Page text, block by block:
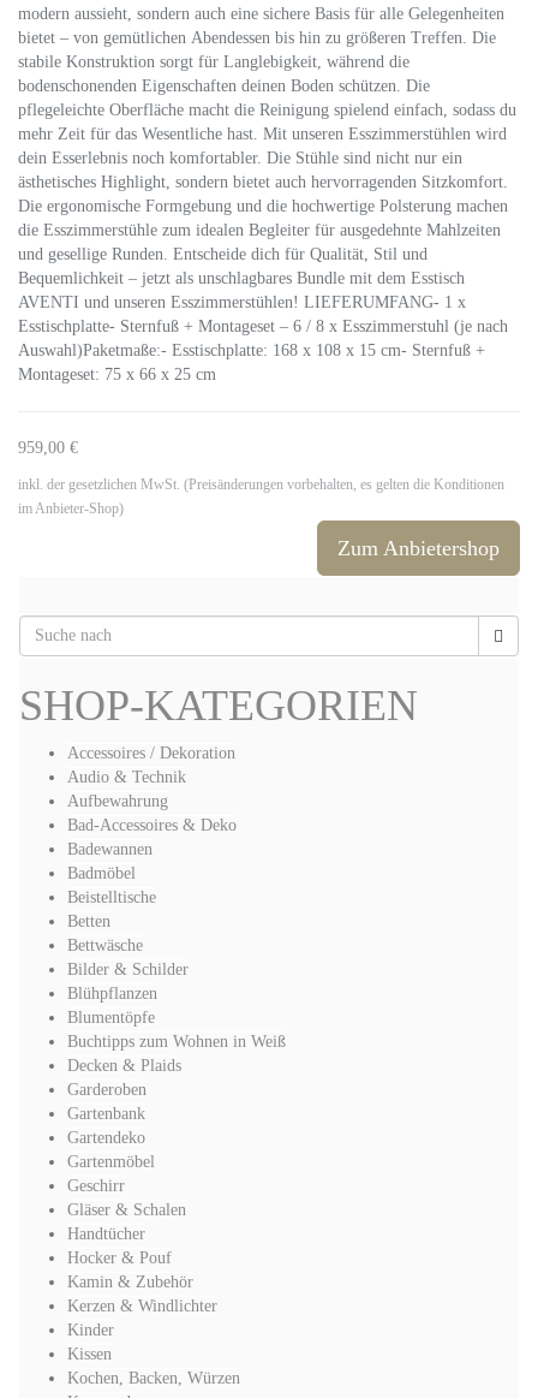
modern aussieht, sondern auch eine sichere Basis für alle Gelegenheiten
bietet – von gemütlichen Abendessen bis hin zu größeren Treffen. Die
stabile Konstruktion sorgt für Langlebigkeit, während die
bodenschonenden Eigenschaften deinen Boden schützen. Die
pflegeleichte Oberfläche macht die Reinigung spielend einfach, sodass du
mehr Zeit für das Wesentliche hast. Mit unseren Esszimmerstühlen wird
dein Esserlebnis noch komfortabler. Die Stühle sind nicht nur ein
ästhetisches Highlight, sondern bietet auch hervorragenden Sitzkomfort.
Die ergonomische Formgebung und die hochwertige Polsterung machen
die Esszimmerstühle zum idealen Begleiter für ausgedehnte Mahlzeiten
und gesellige Runden. Entscheide dich für Qualität, Stil und
Bequemlichkeit – jetzt als unschlagbares Bundle mit dem Esstisch
AVENTI und unseren Esszimmerstühlen! LIEFERUMFANG- 1 x
Esstischplatte- Sternfuß + Montageset – 6 / 8 x Esszimmerstuhl (je nach
Auswahl)Paketmaße:- Esstischplatte: 168 x 108 x 15 cm- Sternfuß +
Montageset: 75 x 66 x 25 cm
959,00 €
inkl. der gesetzlichen MwSt. (Preisänderungen vorbehalten, es gelten die Konditionen
im Anbieter-Shop)
Zum Anbietershop
SHOP-KATEGORIEN
Accessoires / Dekoration
Audio & Technik
Aufbewahrung
Bad-Accessoires & Deko
Badewannen
Badmöbel
Beistelltische
Betten
Bettwäsche
Bilder & Schilder
Blühpflanzen
Blumentöpfe
Buchtipps zum Wohnen in Weiß
Decken & Plaids
Garderoben
Gartenbank
Gartendeko
Gartenmöbel
Geschirr
Gläser & Schalen
Handtücher
Hocker & Pouf
Kamin & Zubehör
Kerzen & Windlichter
Kinder
Kissen
Kochen, Backen, Würzen